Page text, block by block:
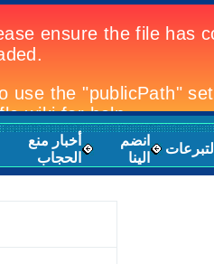
أخبار منع
الحجاب
انضم
الينا
التبرعات